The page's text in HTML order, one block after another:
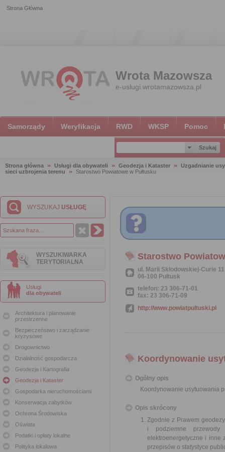
Strona Główna
Wrota Mazowsza
e-uslugi.wrotamazowsza.pl
Samorządy Weryfikacja RWD WKSP Pomoc
Strona główna Usługi dla obywateli Geodezja i Kataster
Uzgadnianie
sieci uzbrojenia terenu
Starostwo Powiatowe w Pułtusku
WYSZUKAJ USŁUGĘ
WYSZUKIWARKA
TERYTORIALNA
Usługi
dla obywateli
Architektura i planowanie
przestrzenne
Bezpieczeństwo i zarządzanie
kryzysowe
Drogownictwo
Działalność gospodarcza
Geodezja i Kartografia
Geodezja i Kataster
Gospodarka nieruchomościami
Konserwacja zabytków
Ochrona Środowiska
Oświata
Podatki i opłaty lokalne
Polityka lokalowa
Starostwo
ul. Marii Skłodowskiej-Curie 11
06-100 Pułtusk
telefon: 23 306-71-01
fax: 23 306-71-09
http://www.powiatpultuski.pl
Koordynowanie
Ogólny opis
Koordynowanie usytuowania
Opis skrócony
Zgodnie z Prawem
i podziemne przewody
elektroenergetyczne i inne
przepisów o statystyce